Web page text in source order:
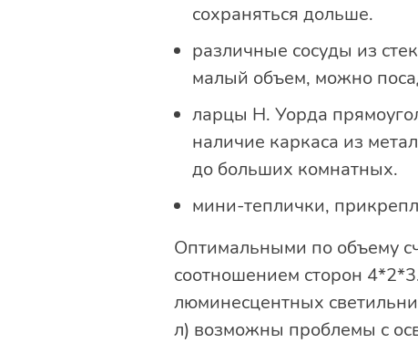
сохраняться дольше.
различные сосуды из
малый объем, можно
ларцы Н. Уорда
наличие каркаса из
до больших комнатных.
мини-теплички,
Оптимальными по объему
соотношением сторон
люминесцентных
л) возможны проблемы с